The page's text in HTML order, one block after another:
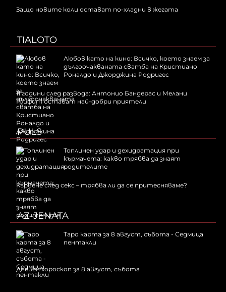
Защо новите коли остават по-хладни в жегата
TIALOTO
Любов като на кино: Всичко, което знаем за
дългоочакваната сватба на Кристиано
Роналдо и Джорджина Родригес
11 години след развода: Антонио Бандерас и Мелани
Грифит остават най-добри приятели
PULS
Топлинен удар и дехидратация при
кърмачета: какво трябва да знаят
родителите
Кървене след секс – трябва ли да се притесняваме?
AZ-JENATA
Таро карта за 8 август, събота - Седмица
пентакли
Дневен хороскоп за 8 август, събота